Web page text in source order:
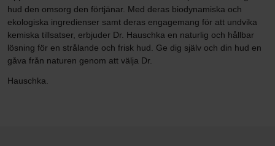
hud den omsorg den förtjänar. Med deras biodynamiska och
ekologiska ingredienser samt deras engagemang för att undvika
kemiska tillsatser, erbjuder Dr. Hauschka en naturlig och hållbar
lösning för en strålande och frisk hud. Ge dig själv och din hud en
gåva från naturen genom att välja Dr.
Hauschka.